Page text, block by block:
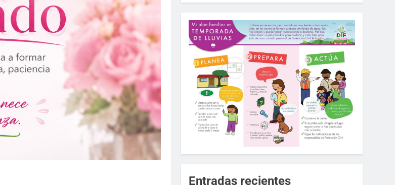
Entradas recientes